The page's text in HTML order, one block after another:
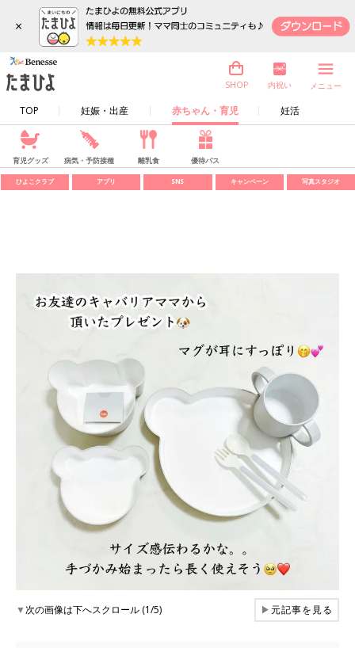
×
TOP 妊娠・出産 赤ちゃん・育児 妊活
SHOP 内祝い メニュー
育児グッズ 病気・予防接種 離乳食 優待パス
ひよこクラブ アプリ SNS キャンペーン 写真スタジオ
▼次の画像は下へスクロール (1/5) ▶元記事を見る